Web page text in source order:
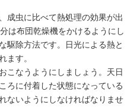
成虫に比べて熱処理の効果が出
は布団乾燥機をかけるようにし
駆除方法です。日光による熱と
ます。
こなうようにしましょう。天日
ろに付着した状態になっている
ないようにしなければなりませ